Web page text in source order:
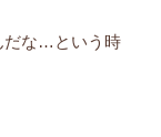
だな…という時